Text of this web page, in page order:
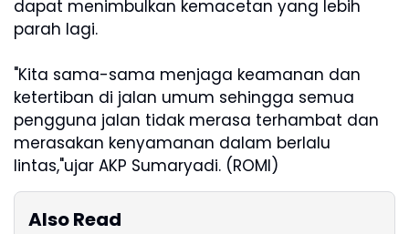
dapat menimbulkan kemacetan yang lebih
parah lagi.
"Kita sama-sama menjaga keamanan dan
ketertiban di jalan umum sehingga semua
pengguna jalan tidak merasa terhambat dan
merasakan kenyamanan dalam berlalu
lintas,"ujar AKP Sumaryadi. (ROMI)
Also Read